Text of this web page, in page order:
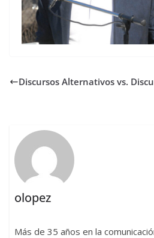
Discursos Alternativos vs.
olopez
Más de 35 años en la